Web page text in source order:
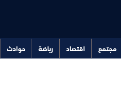
مجتمع اقتصاد رياضة حوادث